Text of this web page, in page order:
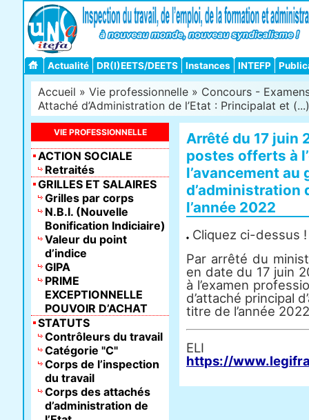
Actualité DR(I)EETS/DEETS Instances INTEFP
Accueil » Vie professionnelle » Concours -
Attaché d’Administration de l’Etat : Principalat et (...)
Arrêté du 17 juin
postes offerts à
l’avancement au
d’administration
l’année 2022
Cliquez ci-dessus !
Par arrêté du
en date du 17 juin
à l’examen
d’attaché principal
titre de l’année
https://
VIE PROFESSIONNELLE
ACTION SOCIALE
Retraités
GRILLES ET SALAIRES
Grilles par corps
N.B.I. (Nouvelle
Bonification Indiciaire)
Valeur du point
d’indice
GIPA
PRIME
EXCEPTIONNELLE
POUVOIR D’ACHAT
STATUTS
Contrôleurs du travail
Catégorie "C"
Corps de l’inspection
du travail
Corps des attachés
d’administration de